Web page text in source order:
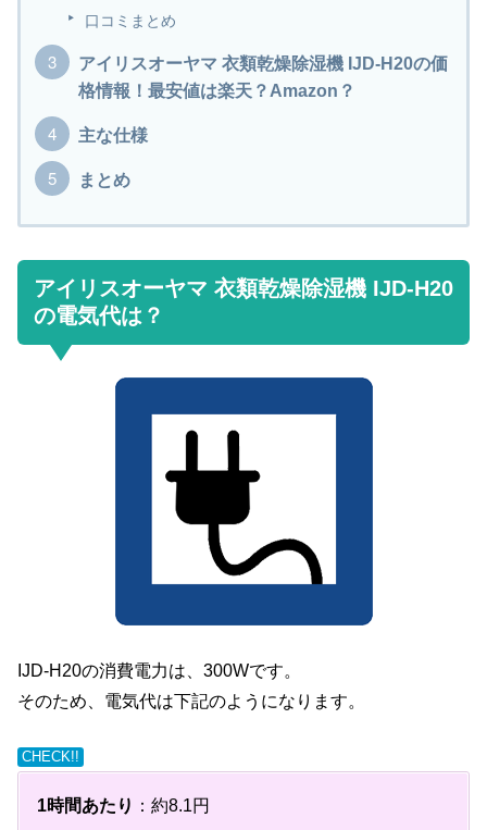
口コミまとめ
アイリスオーヤマ 衣類乾燥除湿機 IJD-H20の価
格情報！最安値は楽天？Amazon？
主な仕様
まとめ
アイリスオーヤマ 衣類乾燥除湿機 IJD-H20
の電気代は？
IJD-H20の消費電力は、300Wです。
そのため、電気代は下記のようになります。
CHECK!!
1時間あたり ：約8.1円